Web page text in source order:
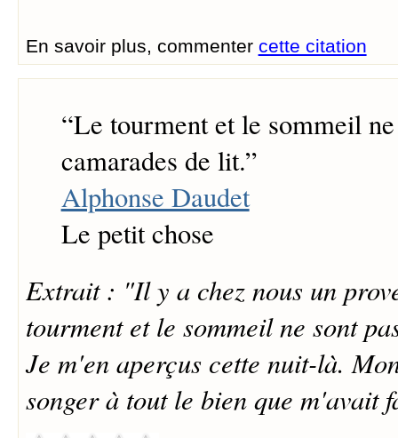
En savoir plus, commenter cette citation
“Le tourment et le sommeil
camarades de lit.”
Alphonse Daudet
Le petit chose
Extrait : "Il y a chez nous un
tourment et le sommeil ne sont
Je m'en aperçus cette nuit-là.
songer à tout le bien que m'avait